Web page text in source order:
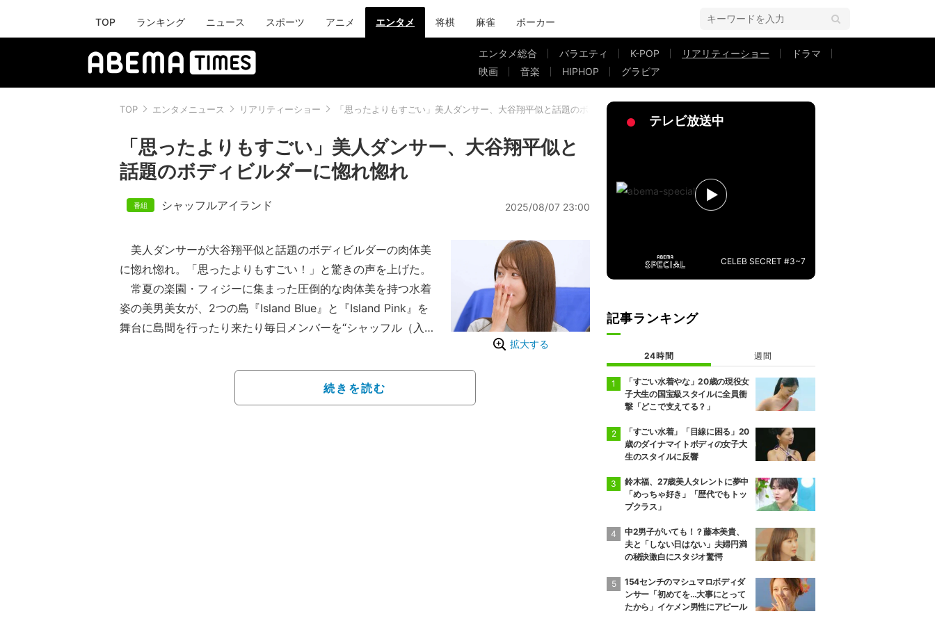
TOP ランキング ニュース スポーツ アニメ エンタメ 将棋 麻雀 ポーカー
エンタメ総合 バラエティ K-POP リアリティーショー
ドラマ
映画
音楽 HIPHOP グラビア
TOP エンタメニュース リアリティーショー 「思ったよりもすごい」美人ダンサー、大谷翔平似と話題のボディビルダーに惚れ惚れ
「思ったよりもすごい」美人ダンサー、大谷翔平似と
話題のボディビルダーに惚れ惚れ
シャッフルアイランド 2025/08/07 23:00
拡大する
美人ダンサーが大谷翔平似と話題のボディビルダーの肉体美
に惚れ惚れ。「思ったよりもすごい！」と驚きの声を上げた。
常夏の楽園・フィジーに集まった圧倒的な肉体美を持つ水着
姿の美男美女が、2つの島『Island Blue』と『Island Pink』を
舞台に島間を行ったり来たり毎日メンバーを“シャッフル（入れ
繰り返していく中で、すれ違いや恋の駆け引きを交えながら欲
望と嫉妬が入り乱れる灼熱の恋愛バトルが展開される。
続きを読む
テレビ放送中
CELEB SECRET #3~7
記事ランキング
24時間 週間
「すごい水着やな」20歳の現役女
子大生の国宝級スタイルに全員衝
撃「どこで支えてる？」
「すごい水着」「目線に困る」20
歳のダイナマイトボディの女子大
生のスタイルに反響
鈴木福、27歳美人タレントに夢中
「めっちゃ好き」「歴代でもトッ
プクラス」
中2男子がいても！？藤本美貴、
夫と「しない日はない」夫婦円満
の秘訣激白にスタジオ驚愕
154センチのマシュマロボディダ
ンサー「初めてを…大事にとって
たから」イケメン男性にアピール